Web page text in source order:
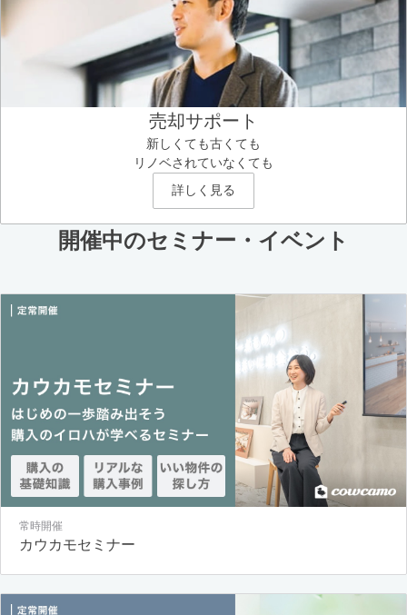
売却サポート
新しくても古くても
リノベされていなくても
詳しく見る
開催中のセミナー・イベント
常時開催
カウカモセミナー